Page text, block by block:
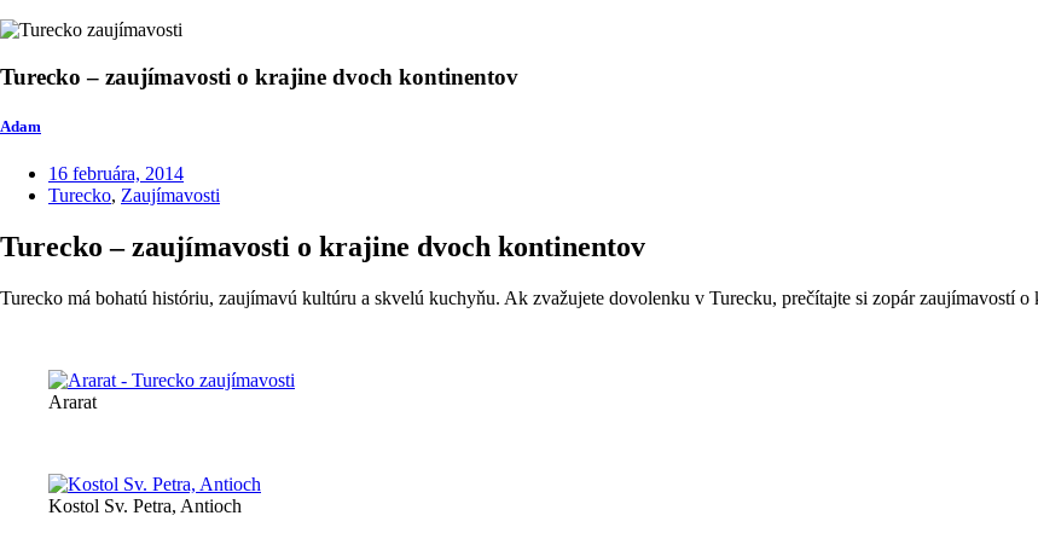
Turecko – zaujímavosti o krajine dvoch kontinentov
Adam
16 februára, 2014
Turecko, Zaujímavosti
Turecko – zaujímavosti o krajine dvoch kontinentov
Turecko má bohatú históriu, zaujímavú kultúru a skvelú kuchyňu. Ak zvažujete dovolenku v Turecku, prečítajte si zopár zaujímavostí
Ararat
Kostol Sv. Petra, Antioch